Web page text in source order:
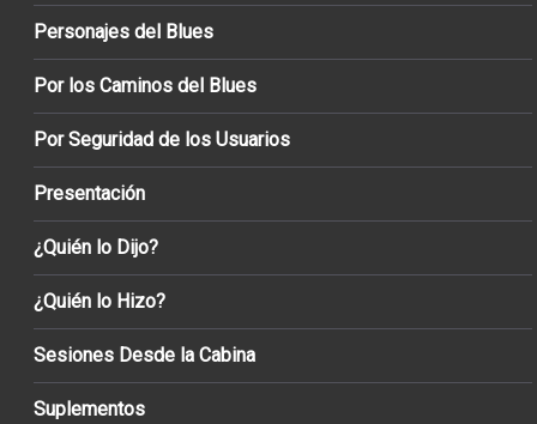
Personajes del Blues
Por los Caminos del Blues
Por Seguridad de los Usuarios
Presentación
¿Quién lo Dijo?
¿Quién lo Hizo?
Sesiones Desde la Cabina
Suplementos